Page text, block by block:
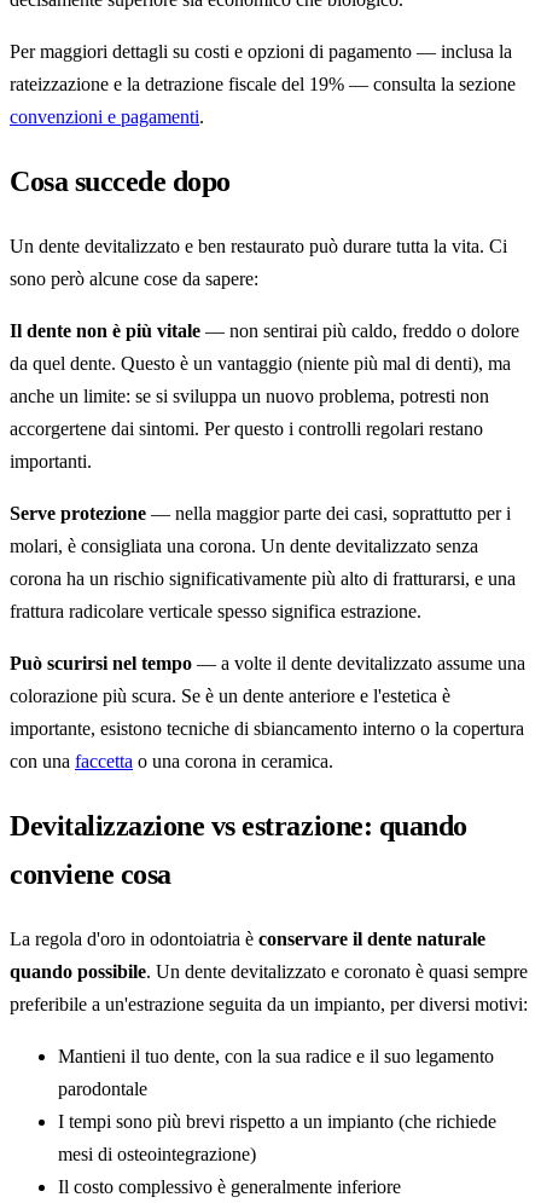
Per maggiori dettagli su costi e opzioni di pagamento — inclusa la
rateizzazione e la detrazione fiscale del 19% — consulta la sezione
convenzioni e pagamenti.
Cosa succede dopo
Un dente devitalizzato e ben restaurato può durare tutta la vita. Ci
sono però alcune cose da sapere:
Il dente non è più vitale — non sentirai più caldo, freddo o dolore
da quel dente. Questo è un vantaggio (niente più mal di denti), ma
anche un limite: se si sviluppa un nuovo problema, potresti non
accorgertene dai sintomi. Per questo i controlli regolari restano
importanti.
Serve protezione — nella maggior parte dei casi, soprattutto per i
molari, è consigliata una corona. Un dente devitalizzato senza
corona ha un rischio significativamente più alto di fratturarsi, e una
frattura radicolare verticale spesso significa estrazione.
Può scurirsi nel tempo — a volte il dente devitalizzato assume una
colorazione più scura. Se è un dente anteriore e l'estetica è
importante, esistono tecniche di sbiancamento interno o la copertura
con una faccetta o una corona in ceramica.
Devitalizzazione vs estrazione: quando
conviene cosa
La regola d'oro in odontoiatria è conservare il dente naturale
quando possibile. Un dente devitalizzato e coronato è quasi sempre
preferibile a un'estrazione seguita da un impianto, per diversi motivi:
Mantieni il tuo dente, con la sua radice e il suo legamento
parodontale
I tempi sono più brevi rispetto a un impianto (che richiede
mesi di osteointegrazione)
Il costo complessivo è generalmente inferiore